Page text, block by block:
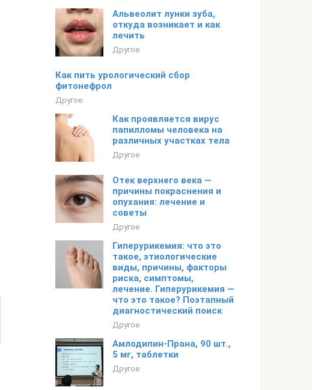
Альвеолит лунки зуба,
откуда возникает и как
лечить
Другое
Как пить урологический сбор
фитонефрол
Другое
Как проявляется вирус
папилломы человека на
различных участках тела
Другое
Отек верхнего века —
причины покраснения и
опухания: лечение и
советы
Другое
Гиперурикемия: что это
такое, этиологические
виды, причины, факторы
риска, симптомы,
лечение. Гиперурикемия —
что это такое? Поэтапный
диагностический поиск
Другое
Амлодипин-Прана, 90 шт.,
5 мг, таблетки
Другое